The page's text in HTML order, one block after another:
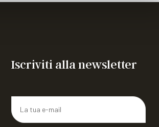
Iscriviti alla newsletter